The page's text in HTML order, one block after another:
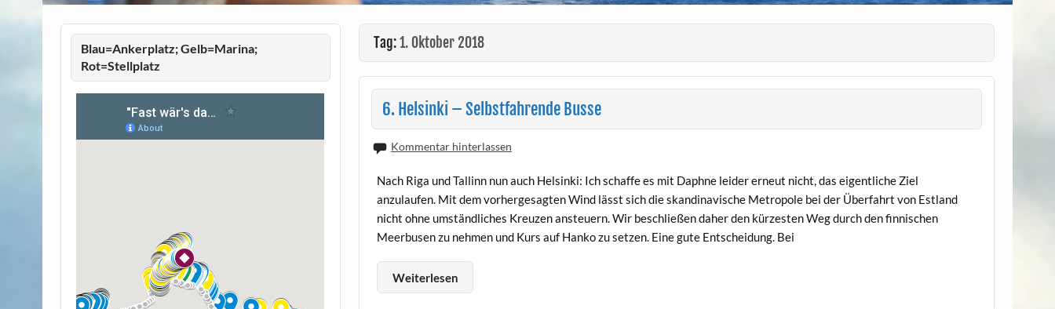
Tag:1. Oktober 2018
6. Helsinki – Selbstfahrende Busse
Kommentar hinterlassen
Nach Riga und Tallinn nun auch Helsinki: Ich schaffe es mit Daphne leider erneut nicht, das eigentliche Ziel
anzulaufen. Mit dem vorhergesagten Wind lässt sich die skandinavische Metropole bei der Überfahrt von Estland
nicht ohne umständliches Kreuzen ansteuern. Wir beschließen daher den kürzesten Weg durch den finnischen
Meerbusen zu nehmen und Kurs auf Hanko zu setzen. Eine gute Entscheidung. Bei
Weiterlesen
Blau=Ankerplatz; Gelb=Marina;
Rot=Stellplatz